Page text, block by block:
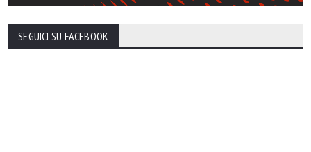
SEGUICI SU FACEBOOK